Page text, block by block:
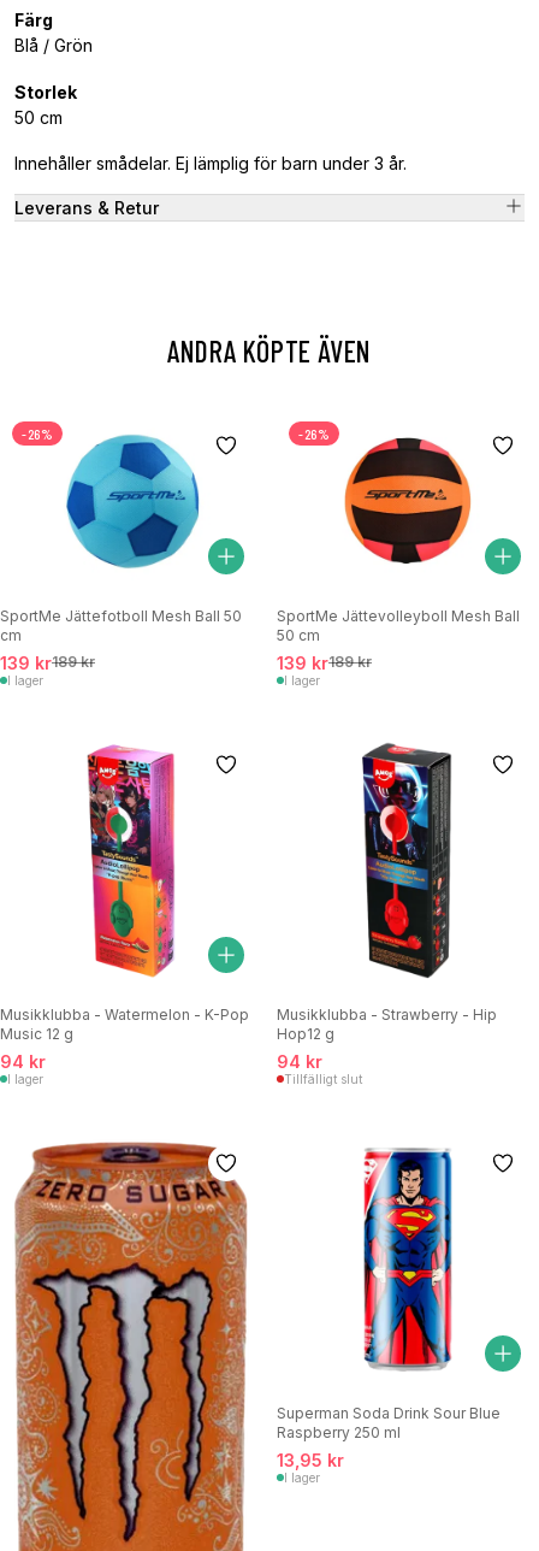
Färg
Blå / Grön
Storlek
50 cm
Innehåller smådelar. Ej lämplig för barn under 3 år.
Leverans & Retur
ANDRA KÖPTE ÄVEN
-26%
SportMe Jättefotboll Mesh Ball 50
cm
139 kr189 kr
I lager
-26%
SportMe Jättevolleyboll Mesh Ball
50 cm
139 kr189 kr
I lager
Musikklubba - Watermelon - K-Pop
Music 12 g
94 kr
I lager
Musikklubba - Strawberry - Hip
Hop12 g
94 kr
Tillfälligt slut
Superman Soda Drink Sour Blue
Raspberry 250 ml
13,95 kr
I lager